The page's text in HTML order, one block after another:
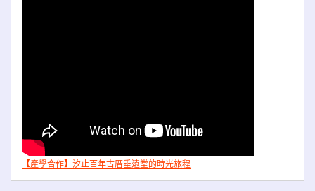
【產學合作】汐止百年古厝垂遠堂的時光旅程